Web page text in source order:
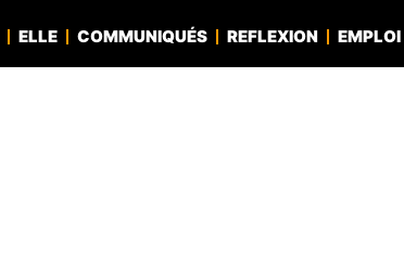
ELLE COMMUNIQUÉS REFLEXION EMPLOI